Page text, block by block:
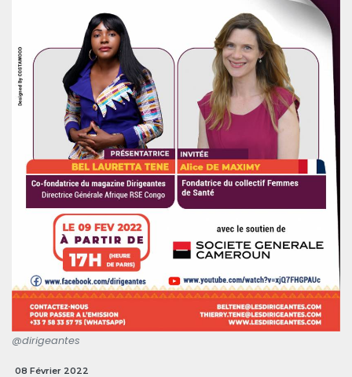
@dirigeantes
08 Février 2022